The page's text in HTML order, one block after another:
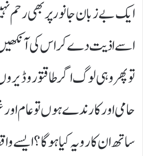
ایک بے زبان جانور پر بھی رحم
اسے اذیت دے کر اس کی
تو پھر وہی لوگ اگر طاقتور وڈیروں
حامی اور کارندے ہوں تو عام
ساتھ ان کا رویہ کیا ہوگا؟